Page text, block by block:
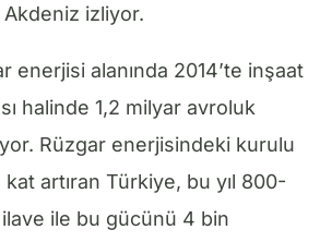
Akdeniz izliyor.
enerjisi alanında 2014’te inşaat
halinde 1,2 milyar avroluk
Rüzgar enerjisindeki kurulu
artıran Türkiye, bu yıl 800-
ilave ile bu gücünü 4 bin